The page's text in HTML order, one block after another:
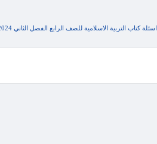
كتاب التربية الاسلامية للصف الرابع الفصل الثاني 2024 المنهاج الاردني